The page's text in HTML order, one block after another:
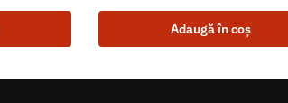
Adaugă în coș